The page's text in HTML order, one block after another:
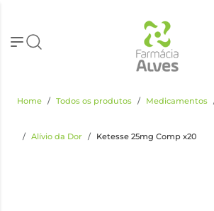
Home Todos os produtos Medicamentos
Alívio da Dor Ketesse 25mg Comp x20